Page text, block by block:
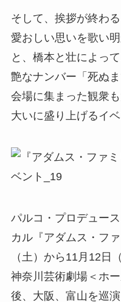
そして、挨拶が終わ
愛おしい思いを歌い
と、橋本と壮によっ
艶なナンバー「死ぬ
会場に集まった観衆
大いに盛り上げるイベ
パルコ・プロデュー
カル『アダムス・フ
（土）から11月12日
神奈川芸術劇場＜ホ
後、大阪、富山を巡